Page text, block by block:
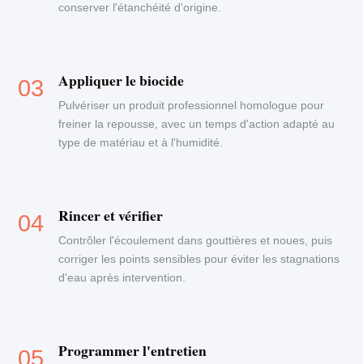
conserver l'étanchéité d'origine.
Appliquer le biocide
Pulvériser un produit professionnel homologue pour
freiner la repousse, avec un temps d'action adapté au
type de matériau et à l'humidité.
Rincer et vérifier
Contrôler l'écoulement dans gouttières et noues, puis
corriger les points sensibles pour éviter les stagnations
d'eau après intervention.
Programmer l'entretien